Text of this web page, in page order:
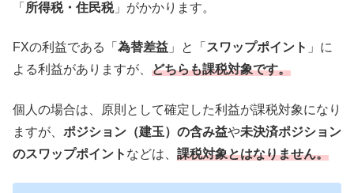
「 所得税・住民税」がかかります。
FXの利益である「 為替差益 」と「 スワップポイント 」に
よる利益がありますが、 どちらも課税対象です。
個人の場合は、原則として確定した利益が課税対象になり
ますが、 ポジション（建玉）の含み益や未決済ポジション
のスワップポイント などは、 課税対象とはなりません。